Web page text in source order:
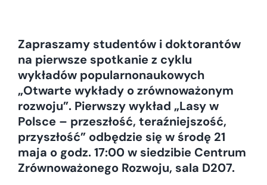
Zapraszamy studentów i doktorantów
na pierwsze spotkanie z cyklu
wykładów popularnonaukowych
„Otwarte wykłady o zrównoważonym
rozwoju”. Pierwszy wykład „Lasy w
Polsce – przeszłość, teraźniejszość,
przyszłość” odbędzie się w środę 21
maja o godz. 17:00 w siedzibie Centrum
Zrównoważonego Rozwoju, sala D207.